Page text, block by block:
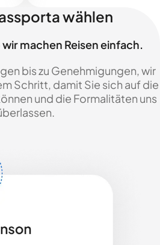
wählen
wir machen Reisen einfach.
bis zu Genehmigungen, wir
Schritt, damit Sie sich auf die
und die Formalitäten uns